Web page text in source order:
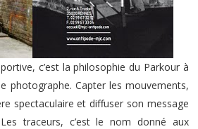
c’est la philosophie du Parkour à
photographe. Capter les mouvements,
spectaculaire et diffuser son message
traceurs, c’est le nom donné aux